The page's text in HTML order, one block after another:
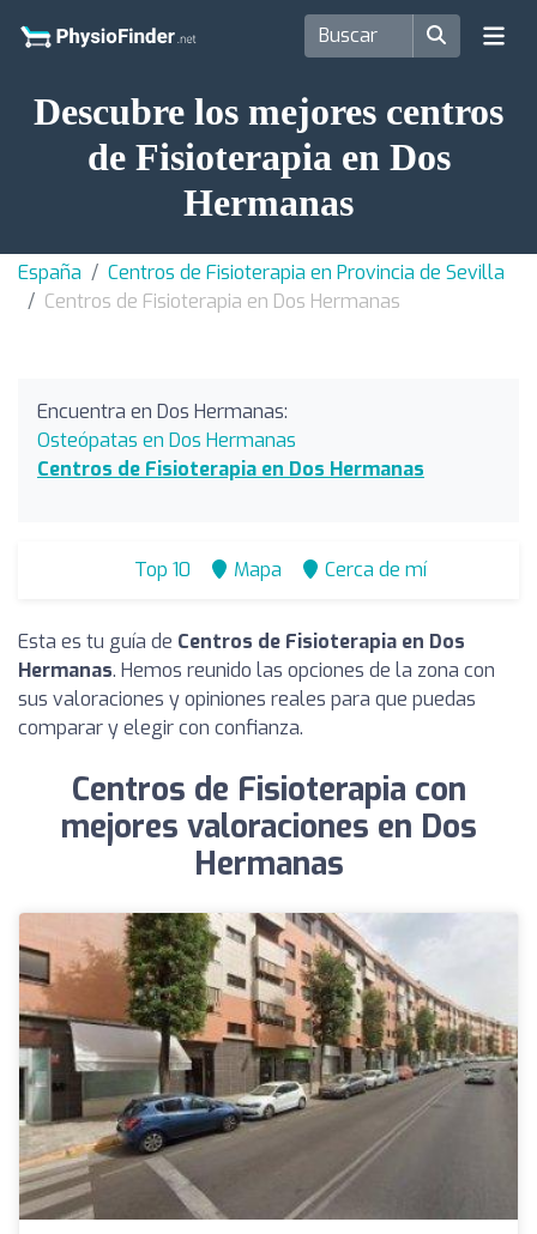
Descubre los mejores centros
de Fisioterapia en Dos
Hermanas
España
Centros de Fisioterapia en Provincia de Sevilla
Centros de Fisioterapia en Dos Hermanas
Encuentra en Dos Hermanas:
Osteópatas en Dos Hermanas
Centros de Fisioterapia en Dos Hermanas
Top 10 Mapa Cerca de mí
Esta es tu guía de Centros de Fisioterapia en Dos
Hermanas. Hemos reunido las opciones de la zona con
sus valoraciones y opiniones reales para que puedas
comparar y elegir con confianza.
Centros de Fisioterapia con
mejores valoraciones en Dos
Hermanas